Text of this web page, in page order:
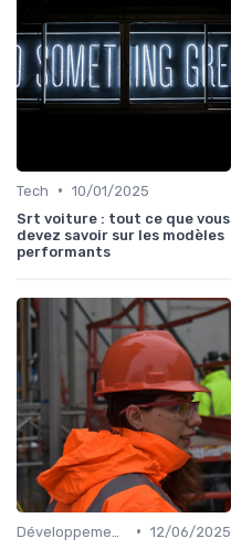
Tech • 10/01/2025
Srt voiture : tout ce que vous
devez savoir sur les modèles
performants
• 12/06/2025